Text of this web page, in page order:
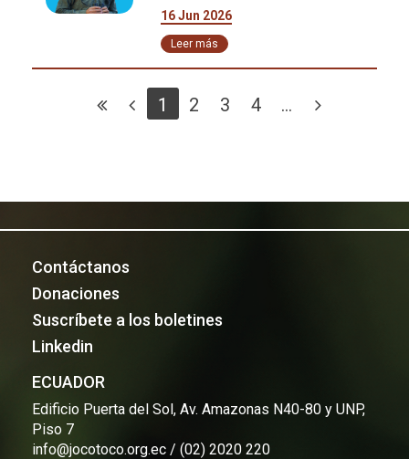
16 Jun 2026
Leer más
1 2 3 4 ...
Contáctanos
Donaciones
Suscríbete a los boletines
Linkedin
ECUADOR
Edificio Puerta del Sol, Av. Amazonas N40-80 y UNP,
Piso 7
info@jocotoco.org.ec / (02) 2020 220